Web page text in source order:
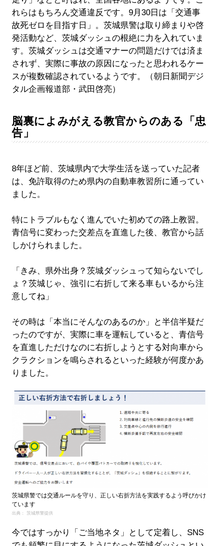
れらはもちろん交通違反です。9月30日は「交通事
故死ゼロを目指す日」。茨城県警は取り締まりや啓
発活動など、茨城ダッシュの根絶に力を入れていま
す。茨城ダッシュは交通マナーの問題だけでは済ま
されず、実際に事故の原因になったと思われるケー
スが複数確認されているようです。（朝日新聞デジ
タル企画報道部・武田啓亮）
脳裏によみがえる教官からのある「忠
告」
8年ほど前、茨城県内で大学生活を送っていた記者
は、免許取得のため県内の自動車教習所に通ってい
ました。
特にトラブルもなく進んでいた初めての路上教習。
青信号に変わった交差点を直進した後、教官から話
しかけられました。
「きみ、県外出身？茨城ダッシュって知らないでし
ょ？茨城じゃ、強引に右折して来る車もいるから注
意してね」
その時は「本当にそんなのあるのか」と半信半疑だ
ったのですが、実際に車を運転していると、青信号
を直進しただけなのに右折しようとする対向車から
クラクションを鳴らされるといった経験が何度かあ
りました。
茨城県警では交通ルールを守り、正しい右折方法を実践するよう呼びかけ
ています
出典： 茨城県警提供
今ではすっかり「ご当地ネタ」として定着し、SNS